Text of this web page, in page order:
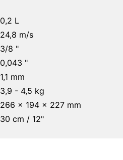
0,2 L
24,8 m/s
3/8 "
0,043 "
1,1 mm
3,9 - 4,5 kg
266 x 194 x 227 mm
30 cm / 12"